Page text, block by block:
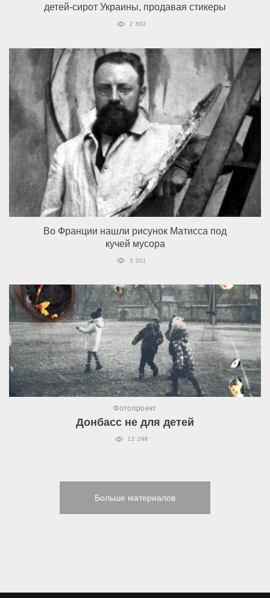
детей-сирот Украины, продавая стикеры
2 802
Во Франции нашли рисунок Матисса под
кучей мусора
3 201
Фотопроект
Донбасс не для детей
12 298
Больше материалов